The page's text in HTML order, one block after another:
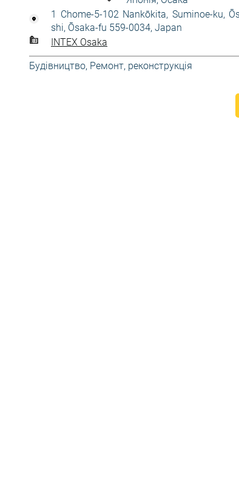
1 Chome-5-102 Nankōkita, Suminoe-ku,
shi, Ōsaka-fu 559-0034, Japan
INTEX Osaka
Будівництво, Ремонт, реконструкція